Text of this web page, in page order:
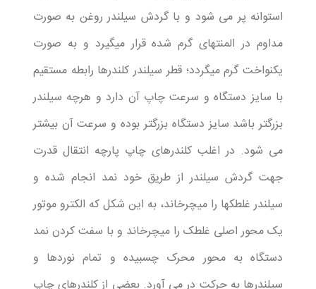
استوانه پر می شود و با گردش سیلندر روغن به صورت
مداوم در المنتهای گرم شده قرار میگیرد و به صورت
یکنواخت گرم میگردد؛ قطر سیلندر کلندرها رابطه مستقیم
با سایز دستگاه و سرعت چاپ آن دارد و هرچه سیلندر
بزرگتر باشد سایز دستگاه بزرگتر بوده و سرعت آن بیشتر
می شود. در اغلب کلندرهای چاپ پارچه انتقال قدرت
جهت گردش سیلندر از طریق خود نمد انجام شده و
سیلندر غلطکها را میچرخاند، به این شکل که الکترو موتور
یک محور اصلی غلطک را میچرخاند و با سفت کردن نمد
دستگاه به محور محرک چسبیده و تمام نوردها و
سیلندرها به حرکت در می آورد. بعضی از کلندرهای چاپ